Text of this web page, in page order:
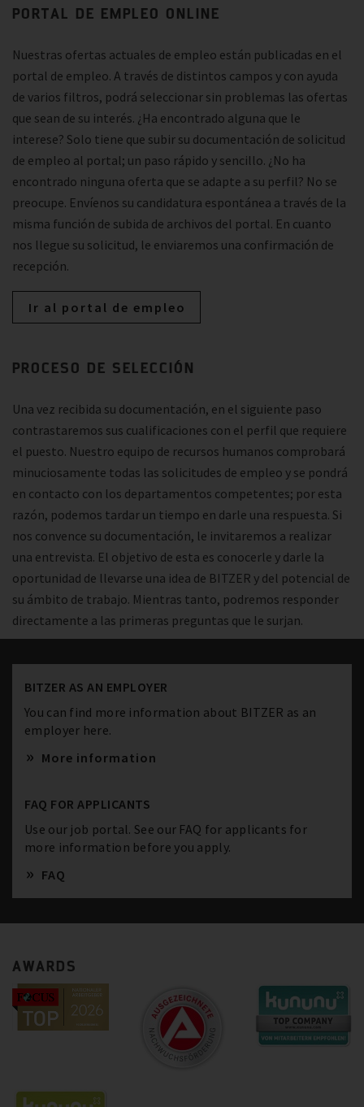
PORTAL DE EMPLEO ONLINE
Nuestras ofertas actuales de empleo están publicadas en el
portal de empleo. A través de distintos campos y con ayuda
de varios filtros, podrá seleccionar sin problemas las ofertas
que sean de su interés. ¿Ha encontrado alguna que le
interese? Solo tiene que subir su documentación de solicitud
de empleo al portal; un paso rápido y sencillo. ¿No ha
encontrado ninguna oferta que se adapte a su perfil? No se
preocupe. Envíenos su candidatura espontánea a través de la
misma función de subida de archivos del portal. En cuanto
nos llegue su solicitud, le enviaremos una confirmación de
recepción.
Ir al portal de empleo
PROCESO DE SELECCIÓN
Una vez recibida su documentación, en el siguiente paso
contrastaremos sus cualificaciones con el perfil que requiere
el puesto. Nuestro equipo de recursos humanos comprobará
minuciosamente todas las solicitudes de empleo y se pondrá
en contacto con los departamentos competentes; por esta
razón, podemos tardar un tiempo en darle una respuesta. Si
nos convence su documentación, le invitaremos a realizar
una entrevista. El objetivo de esta es conocerle y darle la
oportunidad de llevarse una idea de BITZER y del potencial de
su ámbito de trabajo. Mientras tanto, podremos responder
directamente a las primeras preguntas que le surjan.
BITZER AS AN EMPLOYER
You can find more information about BITZER as an
employer here.
More information
FAQ FOR APPLICANTS
Use our job portal. See our FAQ for applicants for
more information before you apply.
FAQ
AWARDS